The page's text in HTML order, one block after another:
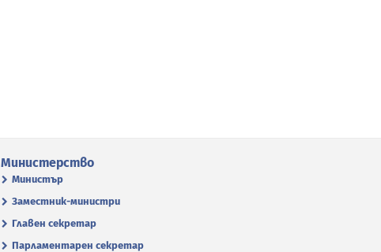
Министерство
Министър
Заместник-министри
Главен секретар
Парламентарен секретар